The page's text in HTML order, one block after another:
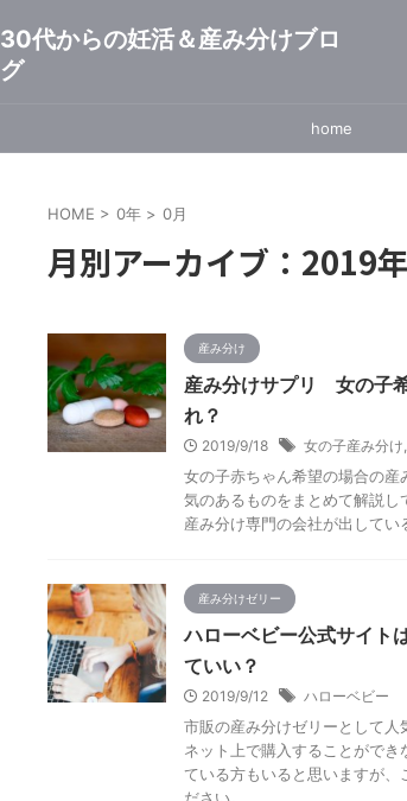
30代からの妊活＆産み分けブロ
グ
home
HOME > 0年 > 0月
月別アーカイブ：2019
産み分け
産み分けサプリ 女の子
れ？
2019/9/18 女の子産み分け,
女の子赤ちゃん希望の場合の産
気のあるものをまとめて解説し
産み分け専門の会社が出してい
産み分けゼリー
ハローベビー公式サイト
ていい？
2019/9/12 ハローベビー
市販の産み分けゼリーとして
ネット上で購入することがで
ている方もいると思いますが、